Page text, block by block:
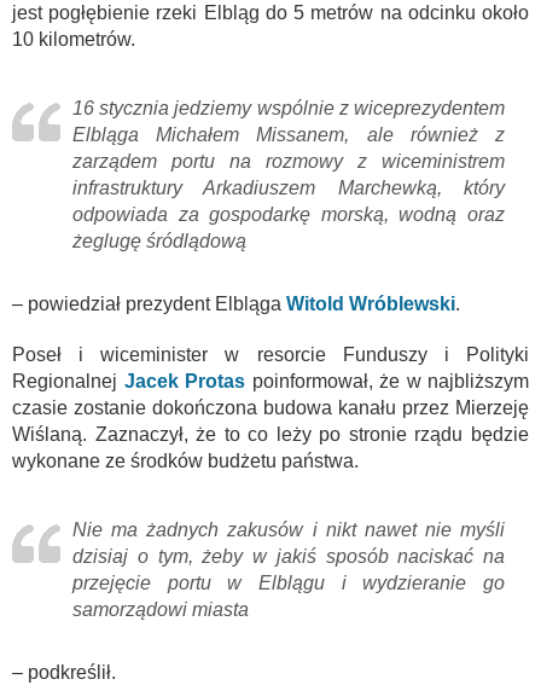
jest pogłębienie rzeki Elbląg do 5 metrów na odcinku około
10 kilometrów.
16 stycznia jedziemy wspólnie z wiceprezydentem
Elbląga Michałem Missanem, ale również z
zarządem portu na rozmowy z wiceministrem
infrastruktury Arkadiuszem Marchewką, który
odpowiada za gospodarkę morską, wodną oraz
żeglugę śródlądową
– powiedział prezydent Elbląga Witold Wróblewski.
Poseł i wiceminister w resorcie Funduszy i Polityki
Regionalnej Jacek Protas poinformował, że w najbliższym
czasie zostanie dokończona budowa kanału przez Mierzeję
Wiślaną. Zaznaczył, że to co leży po stronie rządu będzie
wykonane ze środków budżetu państwa.
Nie ma żadnych zakusów i nikt nawet nie myśli
dzisiaj o tym, żeby w jakiś sposób naciskać na
przejęcie portu w Elblągu i wydzieranie go
samorządowi miasta
– podkreślił.